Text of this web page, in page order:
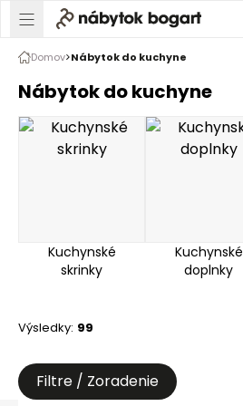
Domov Nábytok do kuchyne
Nábytok do kuchyne
Kuchynské
skrinky
Kuchynské
doplnky
Zoradiť
Výsledky: 99
Filtre / Zoradenie